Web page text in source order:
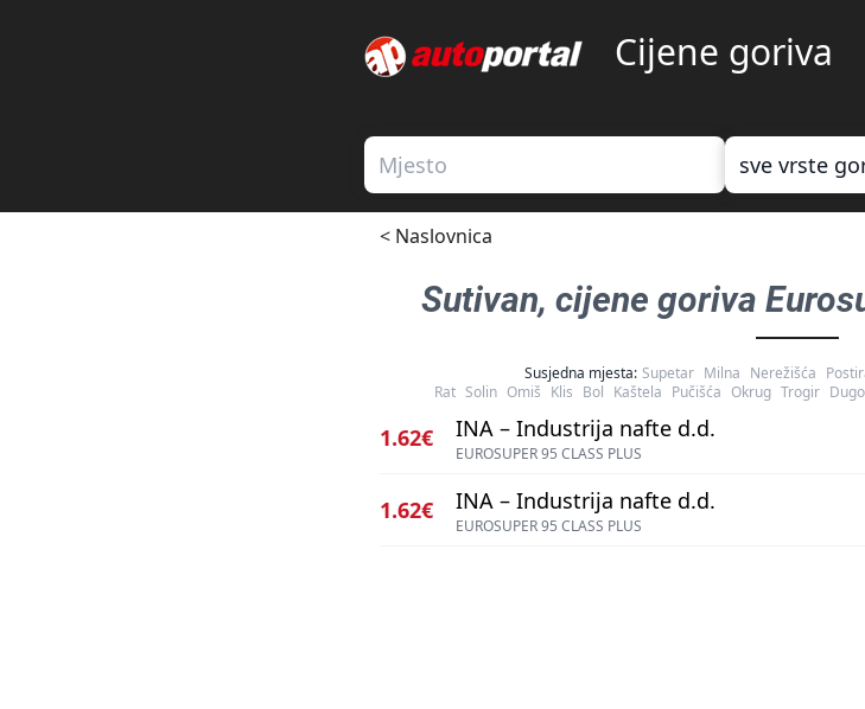
Cijene goriva
sve vrste
< Naslovnica
Sutivan, cijene goriva
Susjedna mjesta: Supetar Milna Nerežišća
Rat Solin Omiš Klis Bol Kaštela Pučišća Okrug Trogir
1.62€ INA – Industrija nafte d.d.
EUROSUPER 95 CLASS PLUS
1.62€ INA – Industrija nafte d.d.
EUROSUPER 95 CLASS PLUS